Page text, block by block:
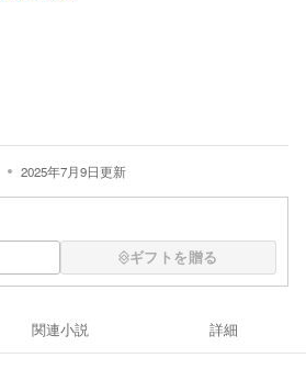
2025年7月9日更新
ギフトを贈る
関連小説 詳細